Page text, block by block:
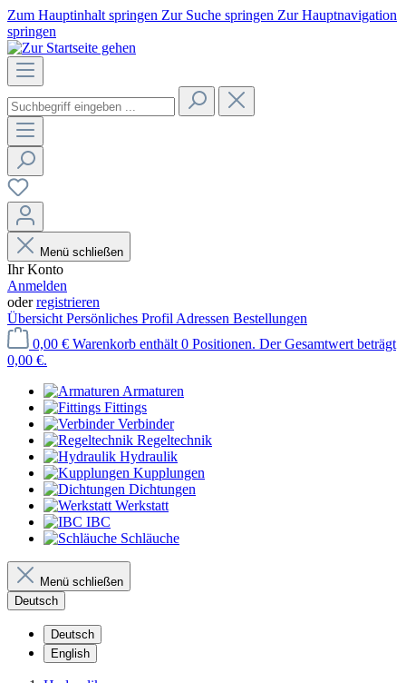
Zum Hauptinhalt springen Zur Suche springen Zur Hauptnavigation
springen
Menü schließen
Ihr Konto
Anmelden
oderregistrieren
Übersicht Persönliches Profil Adressen Bestellungen
0,00 € Warenkorb enthält 0 Positionen. Der Gesamtwert beträgt
0,00 €.
Armaturen
Fittings
Verbinder
Regeltechnik
Hydraulik
Kupplungen
Dichtungen
Werkstatt
IBC
Schläuche
Menü schließen
Deutsch
Deutsch
English